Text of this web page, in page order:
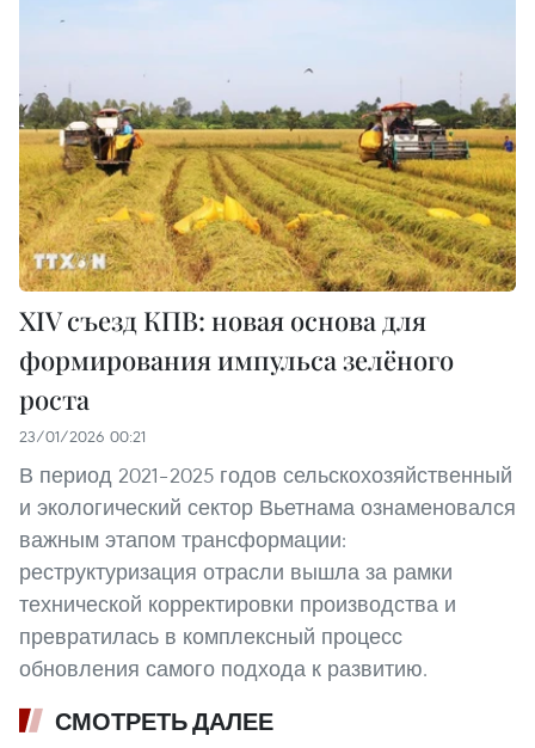
XIV съезд КПВ: новая основа для
формирования импульса зелёного
роста
23/01/2026 00:21
В период 2021–2025 годов сельскохозяйственный
и экологический сектор Вьетнама ознаменовался
важным этапом трансформации:
реструктуризация отрасли вышла за рамки
технической корректировки производства и
превратилась в комплексный процесс
обновления самого подхода к развитию.
СМОТРЕТЬ ДАЛЕЕ